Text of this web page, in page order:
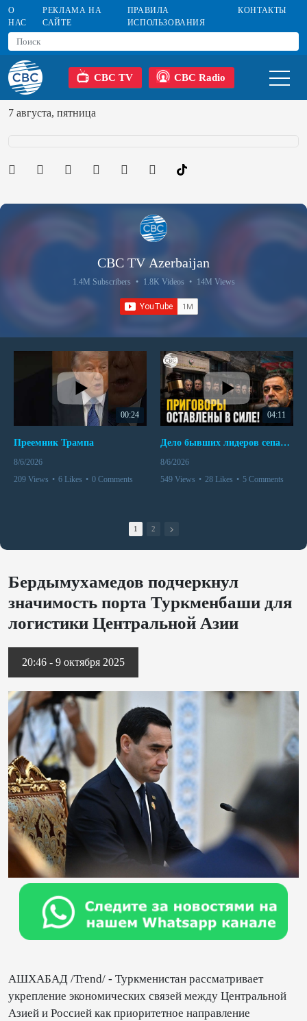
О
НАС
РЕКЛАМА НА
САЙТЕ
ПРАВИЛА
ИСПОЛЬЗОВАНИЯ
КОНТАКТЫ
CBC TV CBC Radio
7 августа, пятница
CBC TV Azerbaijan
1.4M Subscribers • 1.8K Videos • 14M Views
00:24
Преемник Трампа
8/6/2026
209 Views • 6 Likes • 0 Comments
04:11
Дело бывших лидеров сепаратистского режима в Карабахе
8/6/2026
549 Views • 28 Likes • 5 Comments
1 2
Бердымухамедов подчеркнул
значимость порта Туркменбаши для
логистики Центральной Азии
20:46 - 9 октября 2025
АШХАБАД /Trend/ - Туркменистан рассматривает
укрепление экономических связей между Центральной
Азией и Россией как приоритетное направление